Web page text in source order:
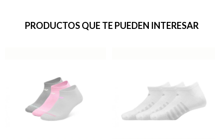
PRODUCTOS QUE TE PUEDEN INTERESAR